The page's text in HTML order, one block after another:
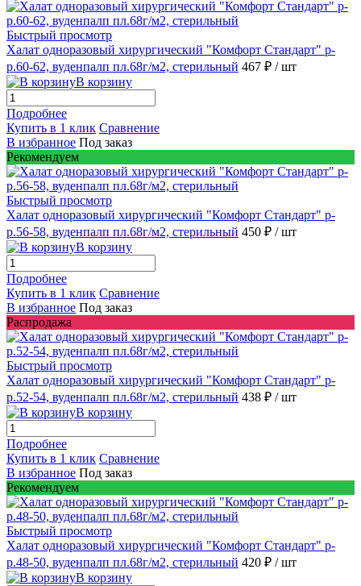
Быстрый просмотр
Халат одноразовый хирургический "Комфорт Стандарт" р-
р.60-62, вуденпалп пл.68г/м2, стерильный 467 ₽ / шт
В корзину
Подробнее
Купить в 1 клик Сравнение
В избранное Под заказ
Рекомендуем
Быстрый просмотр
Халат одноразовый хирургический "Комфорт Стандарт" р-
р.56-58, вуденпалп пл.68г/м2, стерильный 450 ₽ / шт
В корзину
Подробнее
Купить в 1 клик Сравнение
В избранное Под заказ
Распродажа
Быстрый просмотр
Халат одноразовый хирургический "Комфорт Стандарт" р-
р.52-54, вуденпалп пл.68г/м2, стерильный 438 ₽ / шт
В корзину
Подробнее
Купить в 1 клик Сравнение
В избранное Под заказ
Рекомендуем
Быстрый просмотр
Халат одноразовый хирургический "Комфорт Стандарт" р-
р.48-50, вуденпалп пл.68г/м2, стерильный 420 ₽ / шт
В корзину